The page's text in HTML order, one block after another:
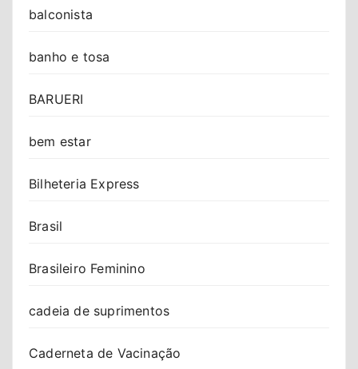
balconista
banho e tosa
BARUERI
bem estar
Bilheteria Express
Brasil
Brasileiro Feminino
cadeia de suprimentos
Caderneta de Vacinação